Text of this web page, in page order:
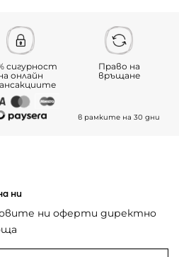
сигурност
онлайн
Право на
връщане
в рамките на 30 дни
ни
ни оферти директно